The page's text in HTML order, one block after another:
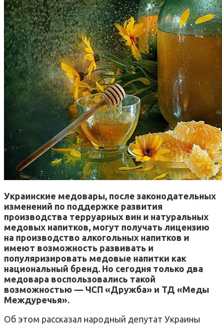
Украинские медовары, после законодательных
изменений по поддержке развития
производства терруарных вин и натуральных
медовых напитков, могут получать лицензию
на производство алкогольных напитков и
имеют возможность развивать и
популяризировать медовые напитки как
национальный бренд. Но сегодня только два
медовара воспользовались такой
возможностью — ЧСП «Дружба» и ТД «Меды
Междуречья».
Об этом рассказал народный депутат Украины